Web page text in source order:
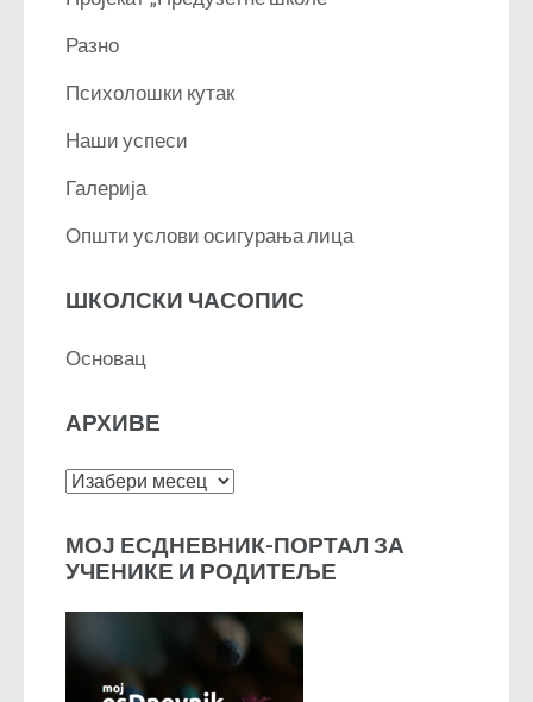
Разно
Психолошки кутак
Наши успеси
Галерија
Општи услови осигурања лица
ШКОЛСКИ ЧАСОПИС
Основац
АРХИВЕ
Архиве
МОЈ ЕСДНЕВНИК-ПОРТАЛ ЗА
УЧЕНИКЕ И РОДИТЕЉЕ